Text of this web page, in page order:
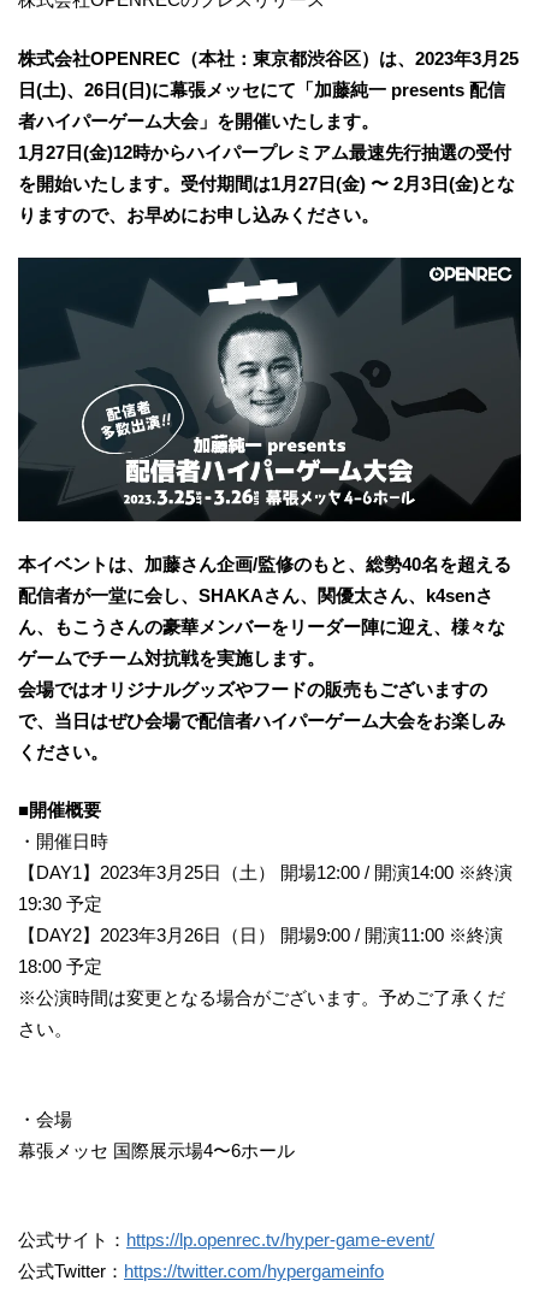
株式会社OPENREC（本社：東京都渋谷区）は、2023年3月25
日(土)、26日(日)に幕張メッセにて「加藤純一 presents 配信
者ハイパーゲーム大会」を開催いたします。
1月27日(金)12時からハイパープレミアム最速先行抽選の受付
を開始いたします。受付期間は1月27日(金) 〜 2月3日(金)とな
りますので、お早めにお申し込みください。
本イベントは、加藤さん企画/監修のもと、総勢40名を超える
配信者が一堂に会し、SHAKAさん、関優太さん、k4senさ
ん、もこうさんの豪華メンバーをリーダー陣に迎え、様々な
ゲームでチーム対抗戦を実施します。
会場ではオリジナルグッズやフードの販売もございますの
で、当日はぜひ会場で配信者ハイパーゲーム大会をお楽しみ
ください。
■開催概要
・開催日時
【DAY1】2023年3月25日（土） 開場12:00 / 開演14:00 ※終演
19:30 予定
【DAY2】2023年3月26日（日） 開場9:00 / 開演11:00 ※終演
18:00 予定
※公演時間は変更となる場合がございます。予めご了承くだ
さい。
・会場
幕張メッセ 国際展示場4〜6ホール
公式サイト： https://lp.openrec.tv/hyper-game-event/
公式Twitter： https://twitter.com/hypergameinfo